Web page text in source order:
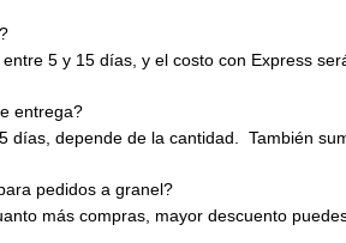
5 y 15 días, y el costo con Express
entrega?
días, depende de la cantidad. También
pedidos a granel?
más compras, mayor descuento